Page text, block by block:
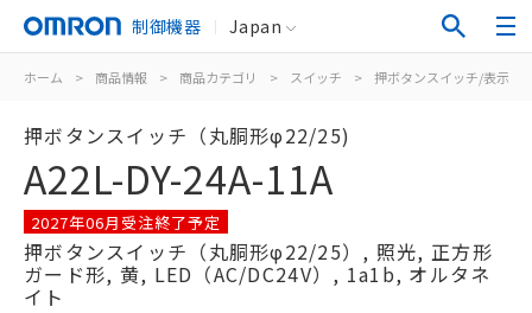
制御機器 Japan
ホーム > 商品情報 > 商品カテゴリ > スイッチ > 押ボタンスイッチ/表示灯
押ボタンスイッチ（丸胴形φ22/25)
A22L-DY-24A-11A
2027年06月受注終了予定
押ボタンスイッチ（丸胴形φ22/25）, 照光, 正方形
ガード形, 黄, LED（AC/DC24V）, 1a1b, オルタネ
イト